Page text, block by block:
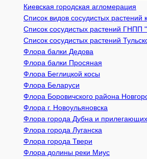
Киевcкая городская агломерация
Список видов сосудистых
Список сосудистых растений ГНПП
Список сосудистых растений
Флора балки Дедова
Флора балки Просяная
Флора Беглицкой косы
Флора Беларуси
Флора Боровичского района
Флора г. Новоульяновска
Флора города Дубна и
Флора города Луганска
Флора города Твери
Флора долины реки Миус